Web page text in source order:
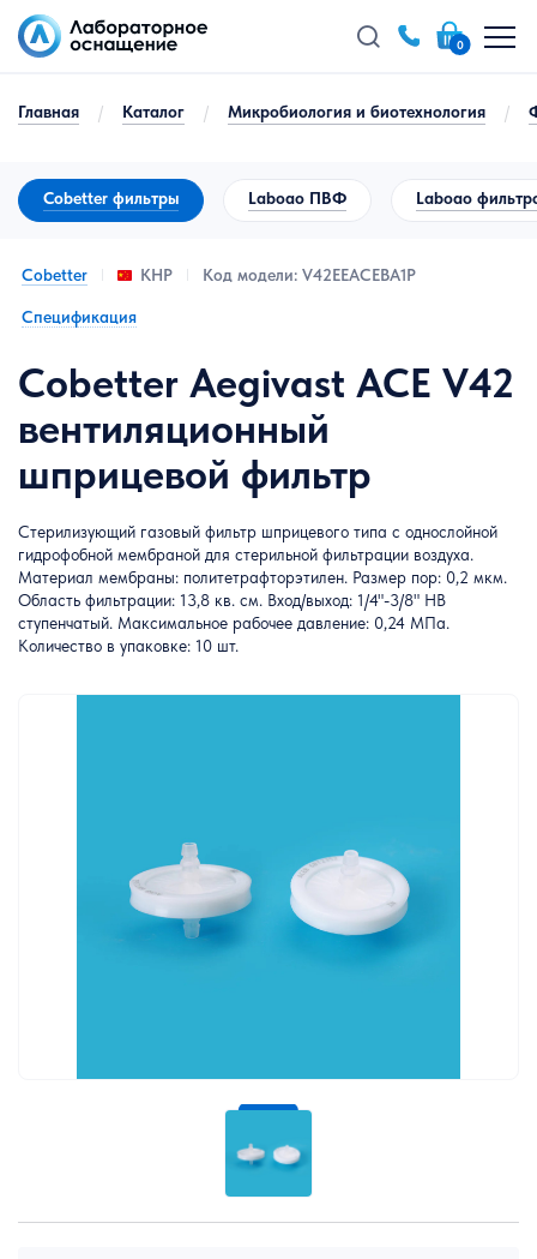
0
Главная / Каталог / Микробиология и биотехнология /
Cobetter фильтры Laboao ПВФ Laboao
Cobetter КНР Код модели: V42EEACEBA1P
Спецификация
Cobetter Aegivast ACE V42
вентиляционный
шприцевой фильтр
Стерилизующий газовый фильтр шприцевого типа с однослойной
гидрофобной мембраной для стерильной фильтрации воздуха.
Материал мембраны: политетрафторэтилен. Размер пор: 0,2 мкм.
Область фильтрации: 13,8 кв. см. Вход/выход: 1/4"-3/8" HB
ступенчатый. Максимальное рабочее давление: 0,24 МПа.
Количество в упаковке: 10 шт.